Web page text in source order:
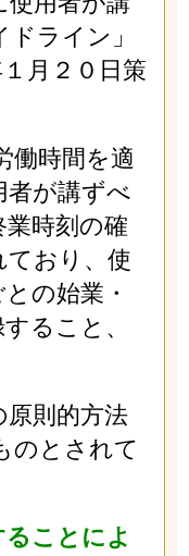
ライン」
月２０日策
働時間を適
者が講ずべ
時刻の確
ており、使
の始業・
ること、
原則的方法
のとされて
ことによ